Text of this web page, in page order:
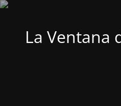
La Ventana